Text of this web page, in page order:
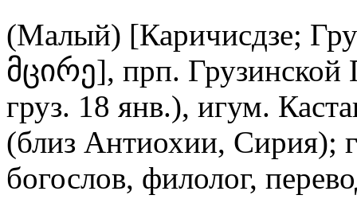
(Малый) [Каричисдзе;
მცირე], прп. Грузинской
груз. 18 янв.), игум.
(близ Антиохии, Сирия);
богослов, филолог,